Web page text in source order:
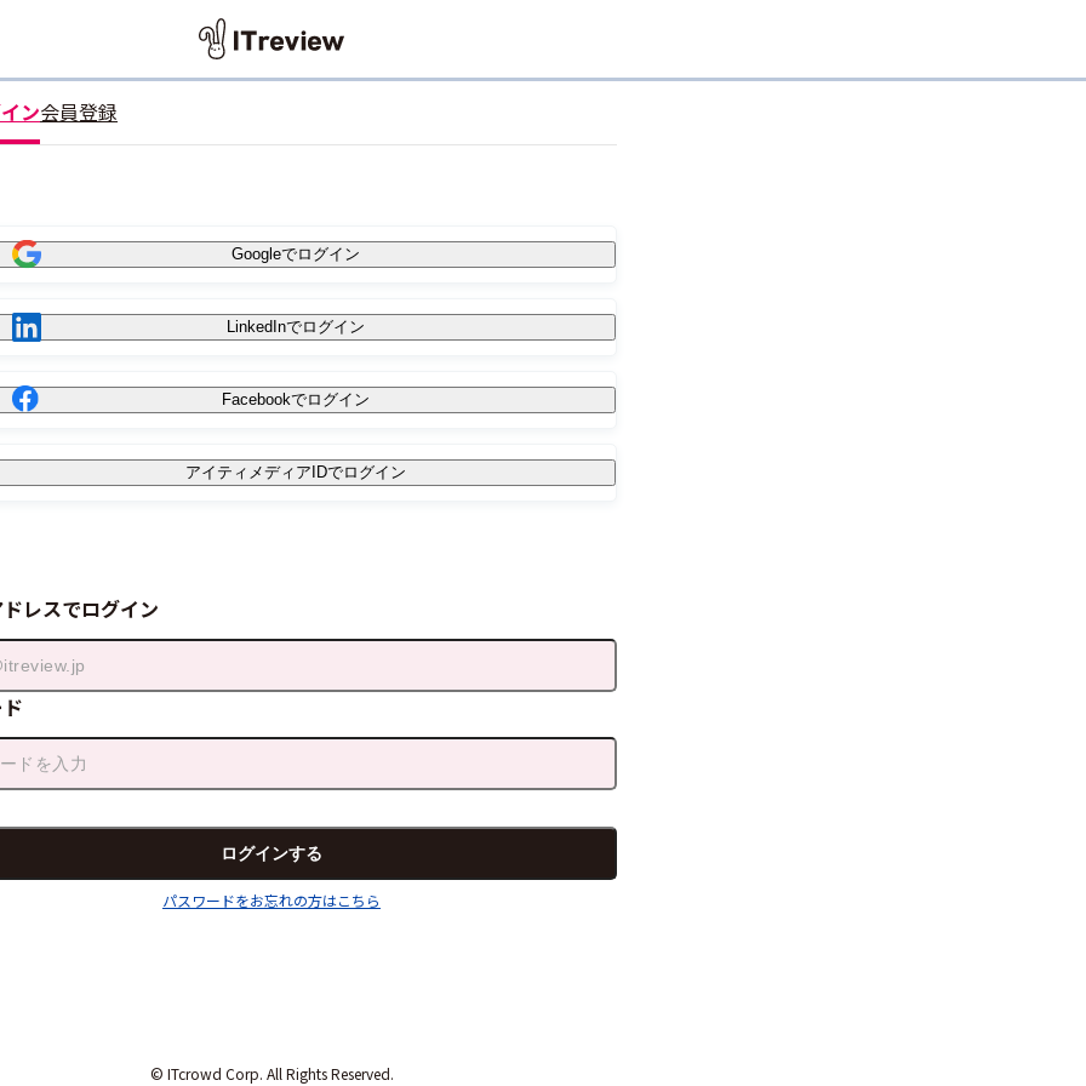
ン会員登録
Googleでログイン
LinkedInでログイン
Facebookでログイン
アイティメディアIDでログイン
レスでログイン
パスワードをお忘れの方はこちら
© ITcrowd Corp. All Rights Reserved.